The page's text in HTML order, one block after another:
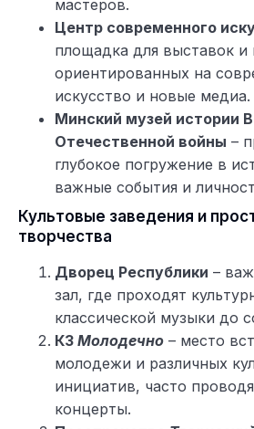
мастеров.
Центр современного
площадка для выставок и
ориентированных на
искусство и новые медиа.
Минский музей истории
Отечественной войны –
глубокое погружение в
важные события и
Культовые заведения и
творчества
Дворец Республики –
зал, где проходят
классической музыки до
КЗ Молодечно – место
молодежи и различных
инициатив, часто
концерты.